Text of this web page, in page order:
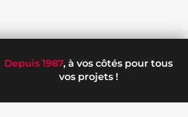
Depuis 1987, à vos côtés pour tous
vos projets !